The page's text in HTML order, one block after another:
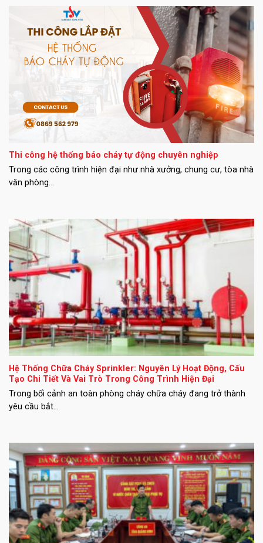
Thi công hệ thống báo cháy tự động chuyên nghiệp
Trong các công trình hiện đại như nhà xưởng, chung cư, tòa nhà
văn phòng...
Hệ Thống Chữa Cháy Sprinkler: Nguyên Lý Hoạt Động, Cấu
Tạo Chi Tiết Và Vai Trò Trong Công Trình Hiện Đại
Trong bối cảnh an toàn phòng cháy chữa cháy đang trở thành
yêu cầu bắt...